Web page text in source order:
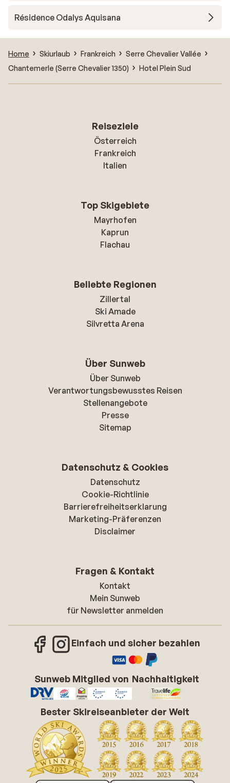
Résidence Odalys Aquisana
Home Skiurlaub Frankreich
Serre Chevalier Vallée
Chantemerle (Serre Chevalier 1350)
Hotel Plein Sud
Reiseziele
Österreich
Frankreich
Italien
Top Skigebiete
Mayrhofen
Kaprun
Flachau
Beliebte Regionen
Zillertal
Ski Amade
Silvretta Arena
Über Sunweb
Über Sunweb
Verantwortungsbewusstes Reisen
Stellenangebote
Presse
Sitemap
Datenschutz & Cookies
Datenschutz
Cookie-Richtlinie
Barrierefreiheitserklarung
Marketing-Präferenzen
Disclaimer
Fragen & Kontakt
Kontakt
Mein Sunweb
für Newsletter anmelden
Einfach und sicher bezahlen
Sunweb Mitglied von Nachhaltigkeit
Bester Skireiseanbieter der Welt